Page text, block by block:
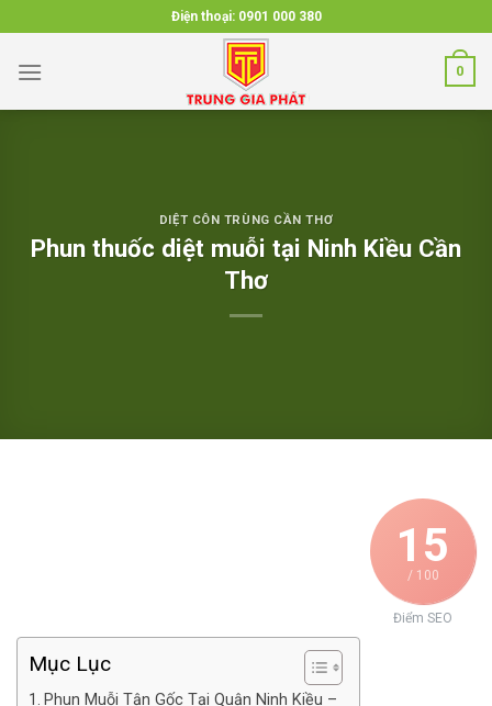
to
content
Điện thoại: 0901 000 380
0
DIỆT CÔN TRÙNG CẦN THƠ
Phun thuốc diệt muỗi tại Ninh Kiều Cần
Thơ
15
/ 100
Điểm SEO
Mục Lục
Phun Muỗi Tận Gốc Tại Quận Ninh Kiều –